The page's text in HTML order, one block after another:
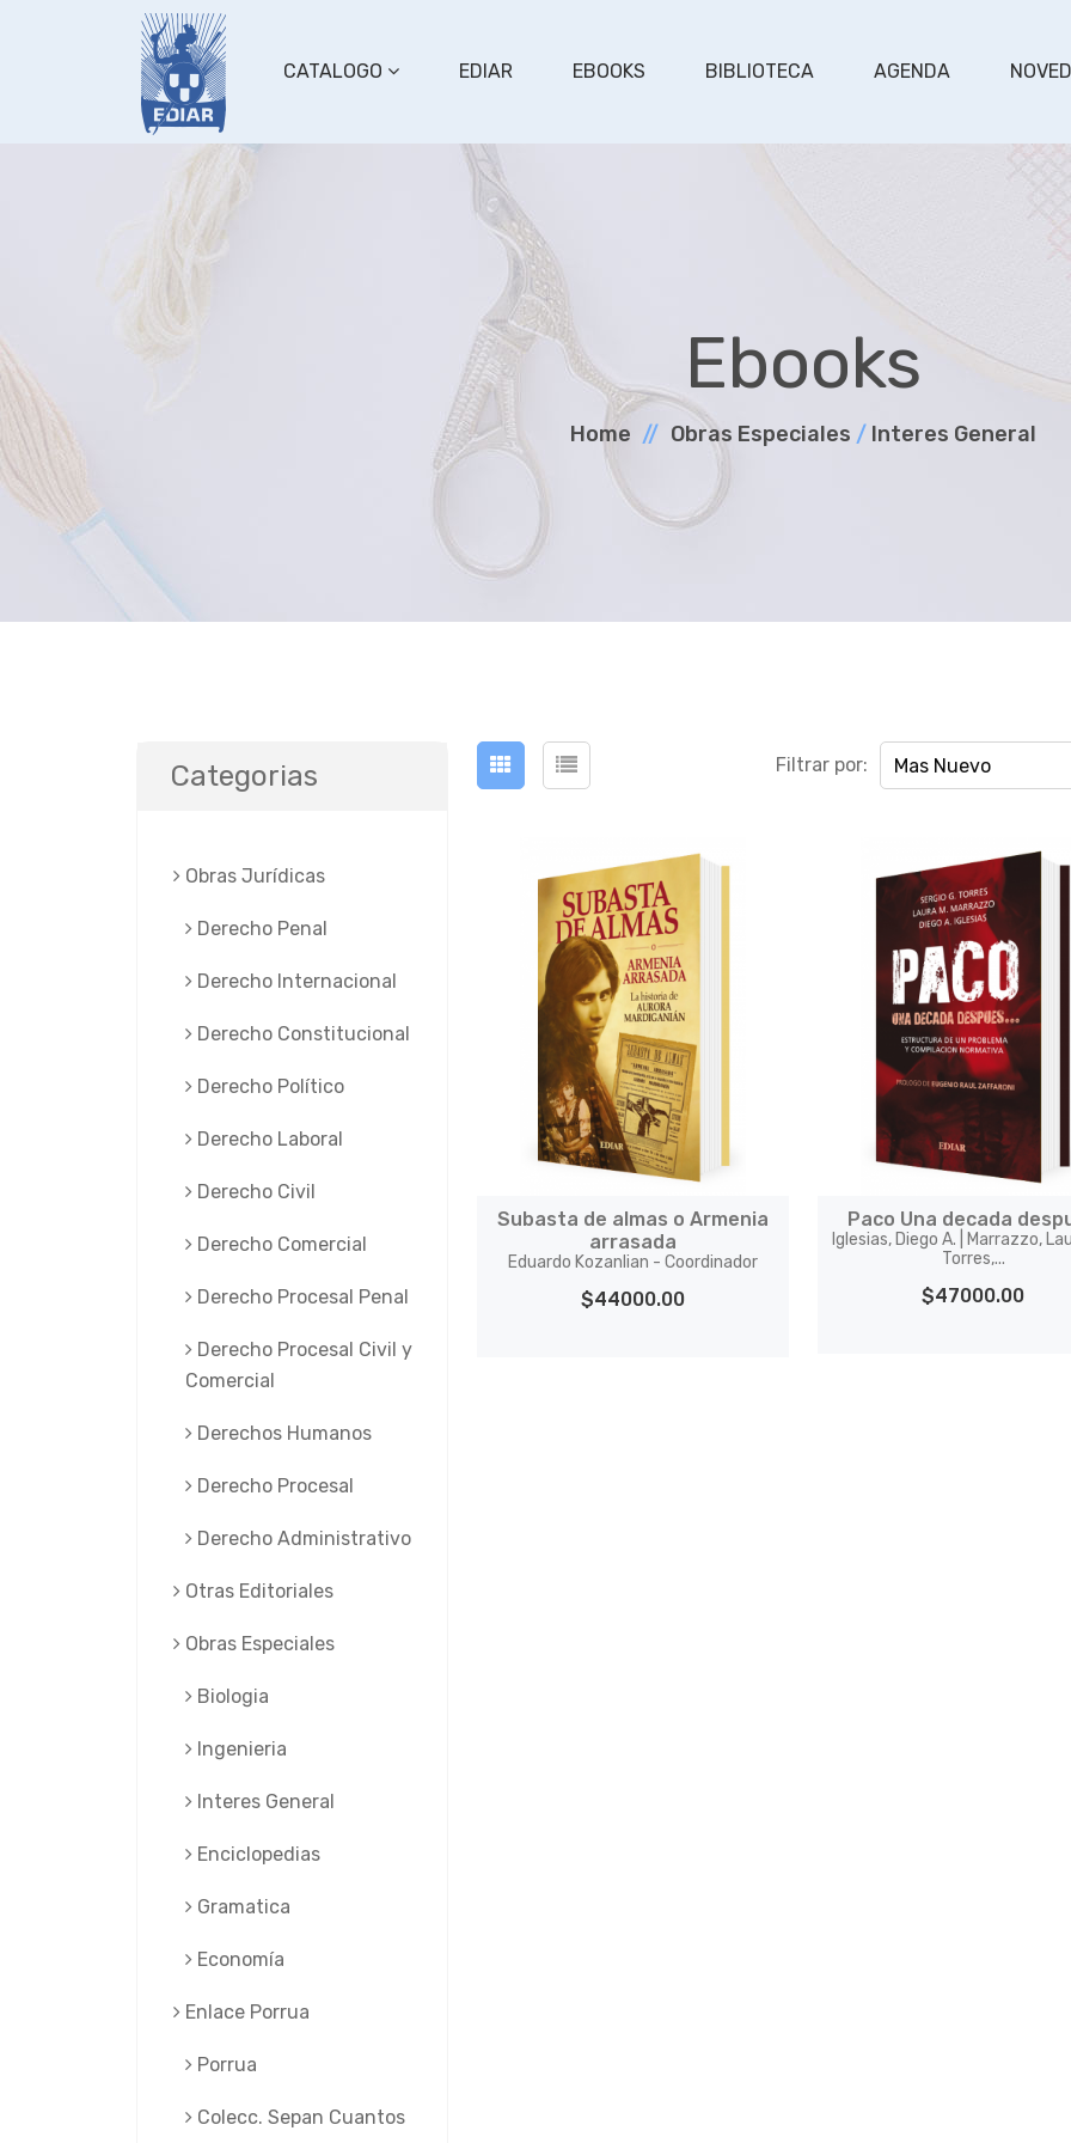
CATALOGO EDIAR EBOOKS BIBLIOTECA AGENDA
Ebooks
Home Obras Especiales / Interes General
Filtrar por: Mas Nuevo
Subasta de almas o Armenia
arrasada
Eduardo Kozanlian - Coordinador
$44000.00
Paco Una decada
Iglesias, Diego A. | Marrazzo,
Torres,...
$47000.00
Categorias
Obras Jurí­dicas
Derecho Penal
Derecho Internacional
Derecho Constitucional
Derecho Político
Derecho Laboral
Derecho Civil
Derecho Comercial
Derecho Procesal Penal
Derecho Procesal Civil y
Comercial
Derechos Humanos
Derecho Procesal
Derecho Administrativo
Otras Editoriales
Obras Especiales
Biologia
Ingenieria
Interes General
Enciclopedias
Gramatica
Economía
Enlace Porrua
Porrua
Colecc. Sepan Cuantos